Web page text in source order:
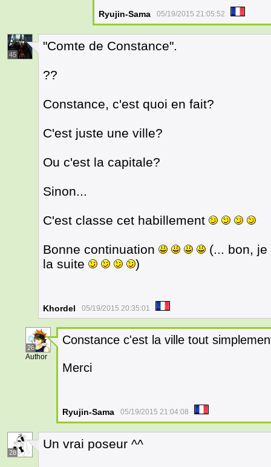
Ryujin-Sama 05/19/2015 21:05:52
45
"Comte de Constance".
??
Constance, c'est quoi en fait?
C'est juste une ville?
Ou c'est la capitale?
Sinon...
C'est classe cet habillement
Bonne continuation
(... bon,
la suite
)
Khordel 05/19/2015 20:35:01
26
Author
Constance c'est la ville tout
Merci
Ryujin-Sama 05/19/2015 21:04:08
28
Un vrai poseur ^^